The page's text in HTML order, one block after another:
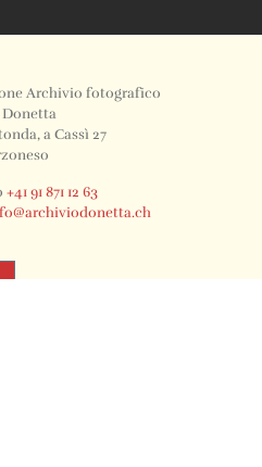
Archivio fotografico
a Cassì 27
+41 91 871 12 63